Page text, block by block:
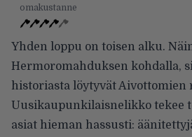
omakustanne
Yhden loppu on toisen alku.
Hermoromahduksen kohdalla,
historiasta löytyvät Aivottomien
Uusikaupunkilaisnelikko tekee
asiat hieman hassusti: